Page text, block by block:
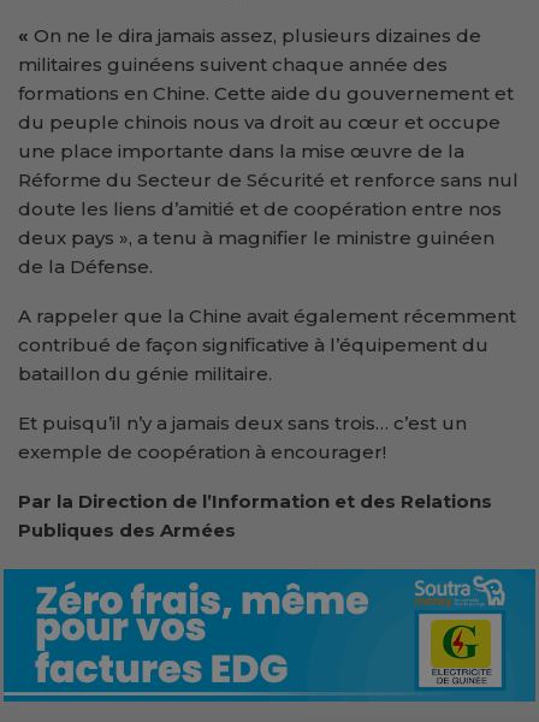
« On ne le dira jamais assez, plusieurs dizaines de
militaires guinéens suivent chaque année des
formations en Chine. Cette aide du gouvernement et
du peuple chinois nous va droit au cœur et occupe
une place importante dans la mise œuvre de la
Réforme du Secteur de Sécurité et renforce sans nul
doute les liens d’amitié et de coopération entre nos
deux pays », a tenu à magnifier le ministre guinéen
de la Défense.
A rappeler que la Chine avait également récemment
contribué de façon significative à l’équipement du
bataillon du génie militaire.
Et puisqu’il n’y a jamais deux sans trois… c’est un
exemple de coopération à encourager!
Par la Direction de l’Information et des Relations
Publiques des Armées